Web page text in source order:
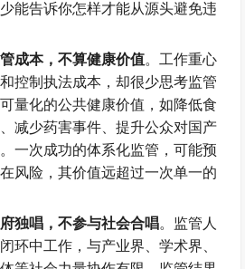
能告诉你怎样才能从源头避免违
成本，不算健康价值。工作重心
控制执法成本，却很少思考监管
量化的公共健康价值，如降低食
减少药害事件、提升公众对国产
一次成功的体系化监管，可能预
风险，其价值远超过一次单一的
独唱，不参与社会合唱。监管人
环中工作，与产业界、学术界、